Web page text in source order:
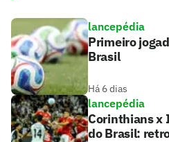
lancepédia
Primeiro
Brasil
Há 6 dias
lancepédia
Corinthians x
do Brasil: